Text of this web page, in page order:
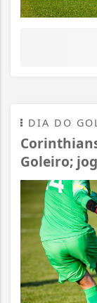
DIA DO
Goleiro;